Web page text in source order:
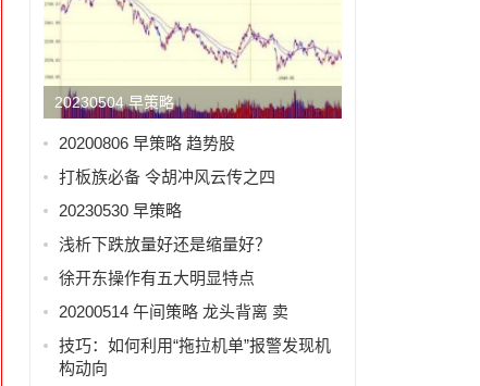
20230504 早策略
20200806 早策略 趋势股
打板族必备 令胡冲风云传之四
20230530 早策略
浅析下跌放量好还是缩量好？
徐开东操作有五大明显特点
20200514 午间策略 龙头背离 卖
技巧：如何利用“拖拉机单”报警发现机
构动向